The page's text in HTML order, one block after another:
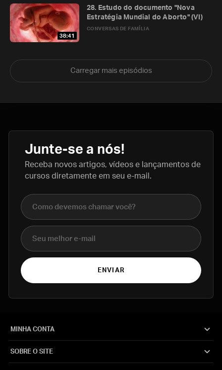
38:41
CONVERSAS DE FAMÍLIA
28. Estudo do documento "Nova
Estratégia Mundial do Aborto" (VI)
Carregar mais episódios
Junte-se a nós!
Receba novos artigos, vídeos e lançamentos de
cursos diretamente em seu e-mail.
Nome completo
E-mail
ENVIAR
MINHA CONTA
SOBRE O SITE